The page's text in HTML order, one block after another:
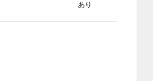
あり